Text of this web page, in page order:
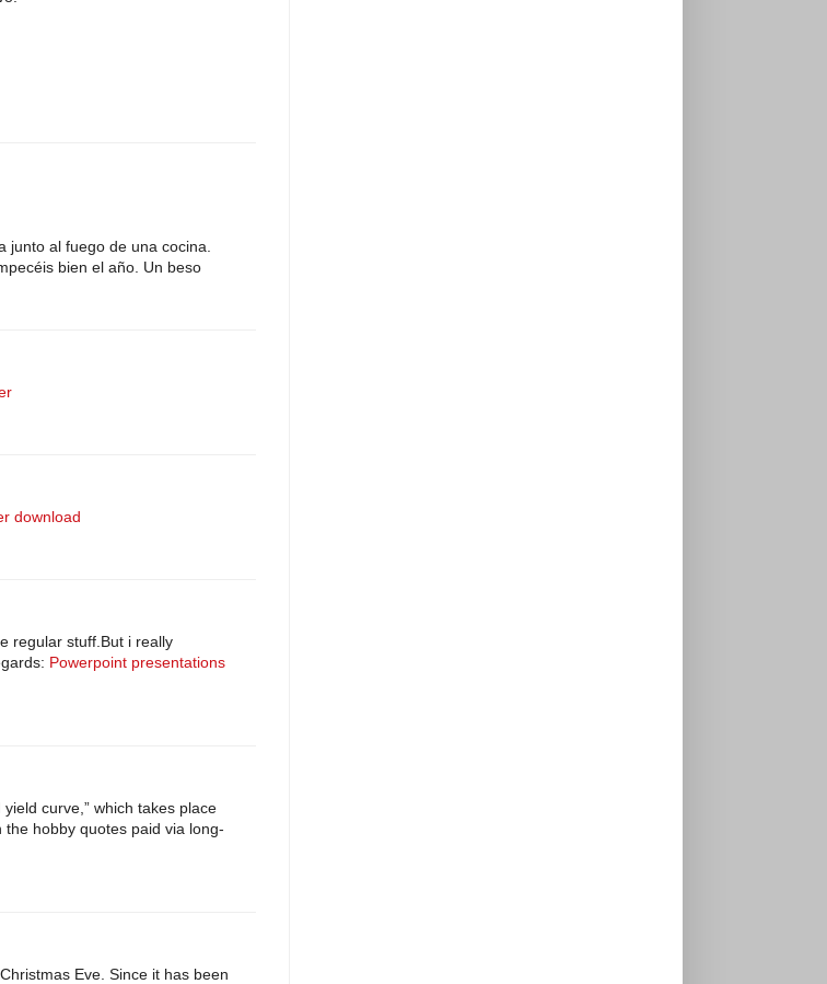
junto al fuego de una cocina.
bien el año. Un beso
download
regular stuff.But i really
Powerpoint presentations
curve,” which takes place
hobby quotes paid via long-
Eve. Since it has been